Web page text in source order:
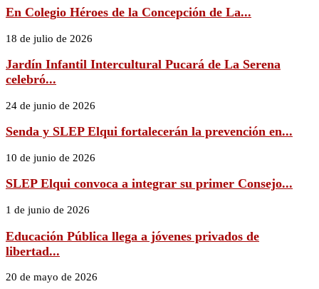
En Colegio Héroes de la Concepción de La...
18 de julio de 2026
Jardín Infantil Intercultural Pucará de La Serena
celebró...
24 de junio de 2026
Senda y SLEP Elqui fortalecerán la prevención en...
10 de junio de 2026
SLEP Elqui convoca a integrar su primer Consejo...
1 de junio de 2026
Educación Pública llega a jóvenes privados de
libertad...
20 de mayo de 2026